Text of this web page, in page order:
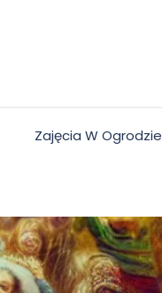
Zajęcia W Ogrodzie